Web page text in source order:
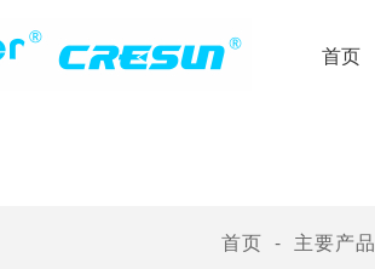
首页
首页 主要产品